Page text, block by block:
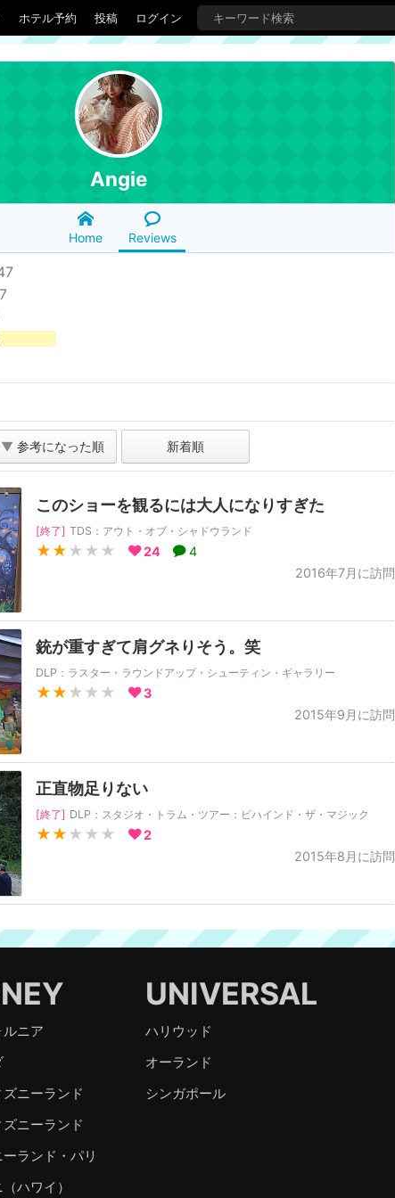
ホテル予約 投稿 ログイン
Angie
Home Reviews
▼ 参考になった順 新着順
このショーを観るには大人になりすぎた
[終了] TDS：アウト・オブ・シャドウランド
★★ ★★★ 24
4
2016年7月に訪問
銃が重すぎて肩グネりそう。笑
DLP：ラスター・ラウンドアップ・シューティン・ギャラリー
★★ ★★★
3
2015年9月に訪問
正直物足りない
[終了] DLP：スタジオ・トラム・ツアー：ビハインド・ザ・マジック
★★ ★★★
2
2015年8月に訪問
ルニア
ニーランド
ニーランド
ランド・パリ
ハワイ）
UNIVERSAL
ハリウッド
オーランド
シンガポール